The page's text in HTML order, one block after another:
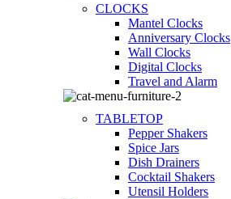
CLOCKS
Mantel Clocks
Anniversary Clocks
Wall Clocks
Digital Clocks
Travel and Alarm
TABLETOP
Pepper Shakers
Spice Jars
Dish Drainers
Сocktail Shakers
Utensil Holders